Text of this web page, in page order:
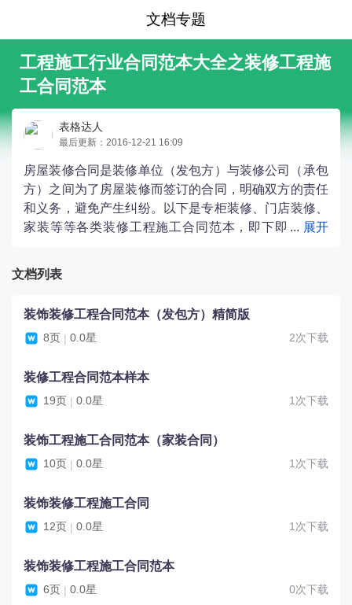
文档专题
工程施工行业合同范本大全之装修工程施
工合同范本
表格达人
最后更新：2016-12-21 16:09
房屋装修合同是装修单位（发包方）与装修公司（承包
方）之间为了房屋装修而签订的合同，明确双方的责任
和义务，避免产生纠纷。以下是专柜装修、门店装修、
家装等等各类装修工程施工合同范本，即下即
文档列表
装饰装修工程合同范本（发包方）精简版
8页 | 0.0星 2次下载
装修工程合同范本样本
19页 | 0.0星 1次下载
装饰工程施工合同范本（家装合同）
10页 | 0.0星 1次下载
装饰装修工程施工合同
12页 | 0.0星 1次下载
装饰装修工程施工合同范本
6页 | 0.0星 0次下载